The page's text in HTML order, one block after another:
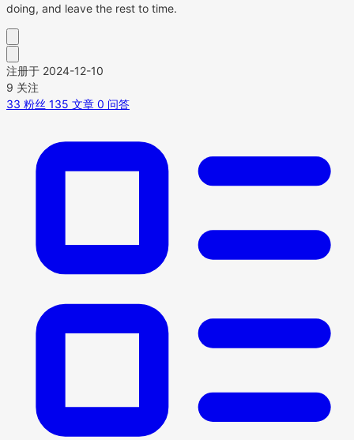
doing, and leave the rest to time.
注册于 2024-12-10
9 关注
33 粉丝 135 文章 0 问答